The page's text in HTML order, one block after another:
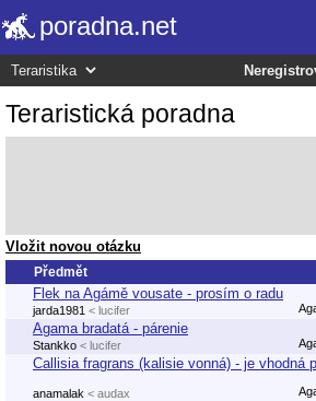
poradna.net
Teraristická poradna
Vložit novou otázku
Předmět
Flek na Agámě vousate - prosím o radu
jarda1981 < lucifer
Agama bradatá - párenie
Stankko < lucifer
Callisia fragrans (kalisie vonná) - je vhodná
anamalak < audax